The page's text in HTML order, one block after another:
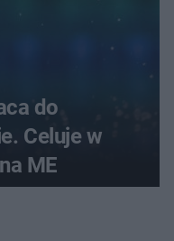
do
Celuje w
ME